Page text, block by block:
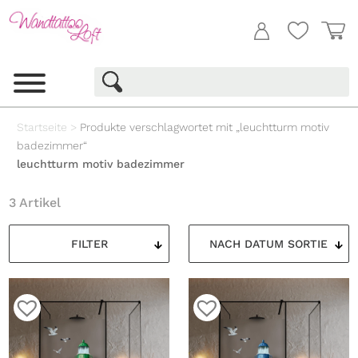
Startseite > Produkte verschlagwortet mit „leuchtturm motiv
badezimmer“
leuchtturm motiv badezimmer
FILTER
3 Artikel